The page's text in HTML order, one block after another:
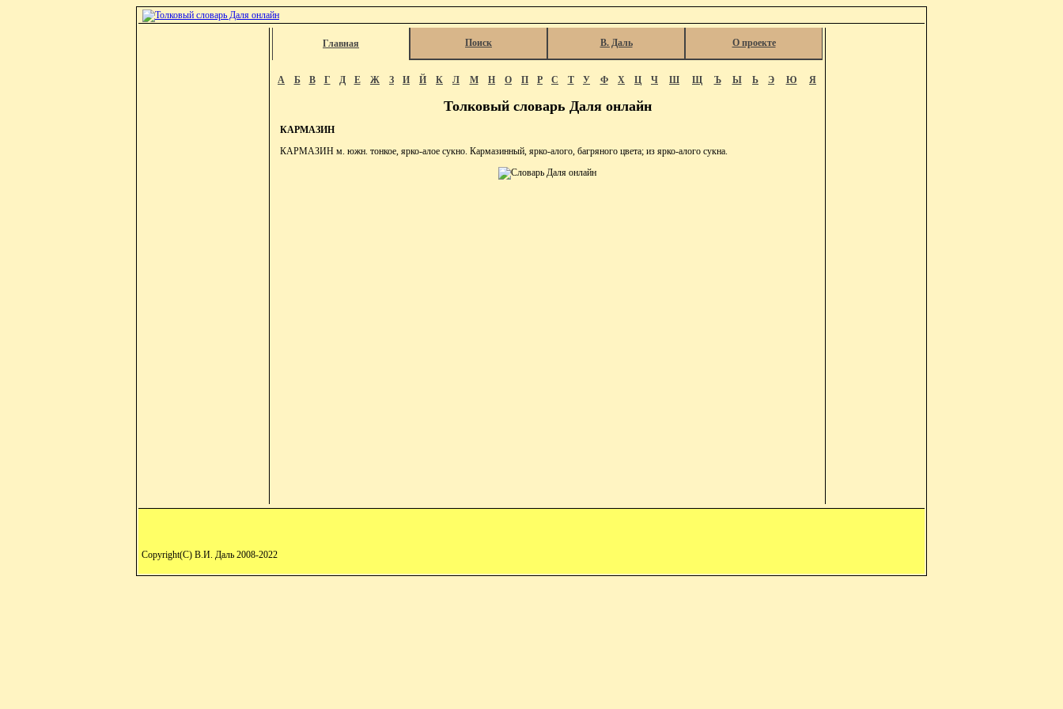
Главная Поиск В. Даль О проекте
А Б В Г Д Е Ж З И Й К Л М Н О П Р С Т У Ф Х Ц Ч Ш Щ Ъ Ы Ь Э Ю Я
Толковый словарь Даля онлайн
КАРМАЗИН
КАРМАЗИН м. южн. тонкое, ярко-алое сукно. Кармазинный, ярко-алого, багряного цвета; из ярко-алого сукна.
Copyright(C) В.И. Даль 2008-2022